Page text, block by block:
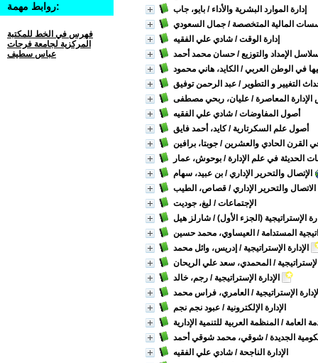
إدارة الموارد البشرية والأداء / بايو، جاب
المالية المتخصصة / جمال السعودي
إدارة الوقت/ شادي علي الفقيه
الإمداد والتوزيع/ حسان محمد أحمد
في الوطن العربي/ الكايد، هاني محمود
التغيير و التطوير / عبد الرحمن توفيق
المعاصرة/ عليان، ربحي مصطفى
أصول المفاوضات/ شادي علي الفقيه
أصول علم السكرتارية / كايد، أحمد فايق
في القرن الحادي والعشرين/ جوبتا، برافين
الحديثة في علم الإدارة/ بوحوش، عمار
الإتصال والتحرير الإداري/ بن عبيد، سهام
الاتصال والتحرير الإداري/ قصاص، الطيب
الإجتماعات/ ليغ، جوديت
الإستراتيجية (الجزء الأول)/ شارلز هيل
المستدامة / العيساوي، محمد حسين
الإدارة الإستراتيجية / إدريس، وائل محمد
/ المحمدي، سعد علي الريحان
الإدارة الإستراتيجية / رجم، خالد
الإستراتيجية / العامري، فراس محمد
الإدارة الإلكترونية / عبود نجم نجم
العامة / المنظمة العربية للتنمية الإدارية
الجديدة/ شوقي، محمد شوقي أحمد
الإدارة الناجحة / شادي علي الفقيه
روابط مهمة:
فهرس في الخط للمكتبة
المركزية لجامعة فرحات
عباس سطيف